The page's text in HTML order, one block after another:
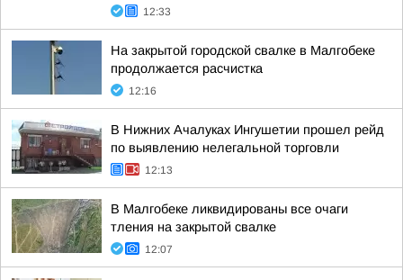
12:33
На закрытой городской свалке в Малгобеке
продолжается расчистка
12:16
В Нижних Ачалуках Ингушетии прошел рейд
по выявлению нелегальной торговли
12:13
В Малгобеке ликвидированы все очаги
тления на закрытой свалке
12:07